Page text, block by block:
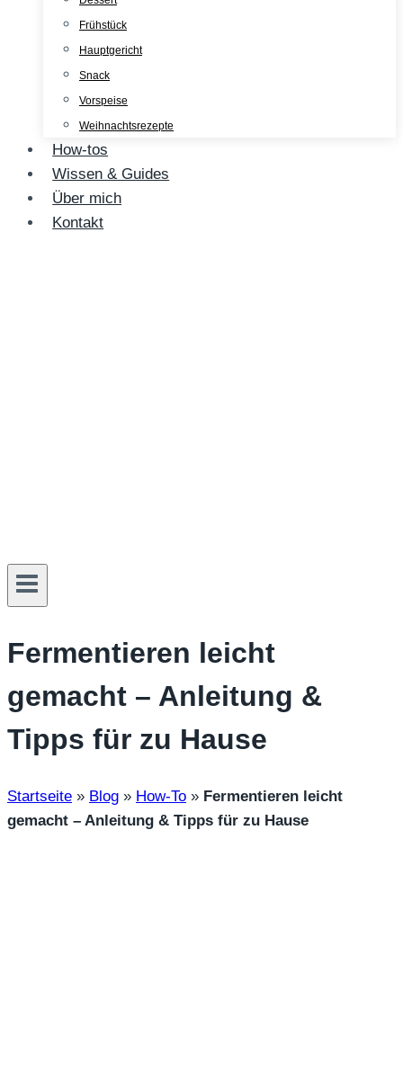
Frühstück
Hauptgericht
Snack
Vorspeise
Weihnachtsrezepte
How-tos
Wissen & Guides
Über mich
Kontakt
Fermentieren leicht
gemacht – Anleitung &
Tipps für zu Hause
Startseite » Blog » How-To » Fermentieren leicht
gemacht – Anleitung & Tipps für zu Hause